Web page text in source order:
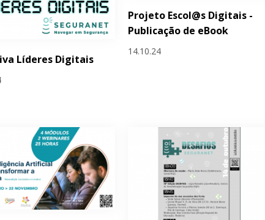
Líderes Digitais
Projeto Escol@s Digitais -
Publicação de eBook
14.10.24